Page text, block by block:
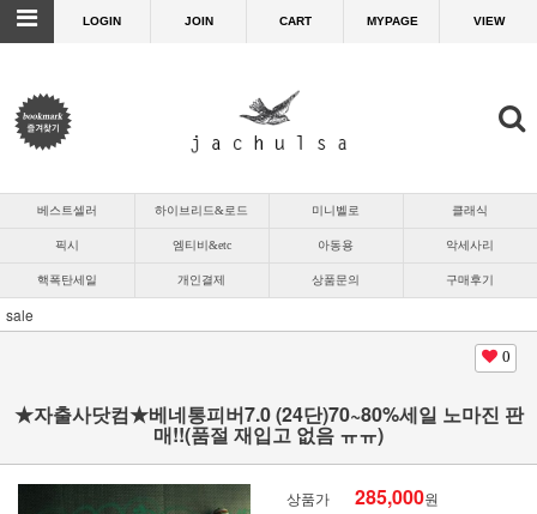
LOGIN JOIN CART MYPAGE VIEW
베스트셀러 하이브리드&로드 미니벨로 클래식
픽시 엠티비&etc 아동용 악세사리
핵폭탄세일 개인결제 상품문의 구매후기
sale
0
★자출사닷컴★베네통피버7.0 (24단)70~80%세일 노마진 판
매!!(품절 재입고 없음 ㅠㅠ)
상품가 285,000원